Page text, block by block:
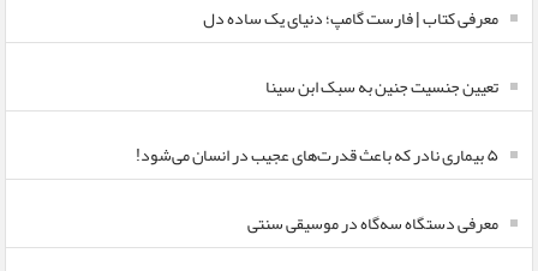
معرفی کتاب | فارست گامپ؛ دنیای یک ساده دل
تعیین جنسیت جنین به سبک ابن سینا
۵ بیماری نادر که باعث قدرت‌های عجیب در انسان می‌شود!
معرفی دستگاه سه‌گاه در موسیقی سنتی